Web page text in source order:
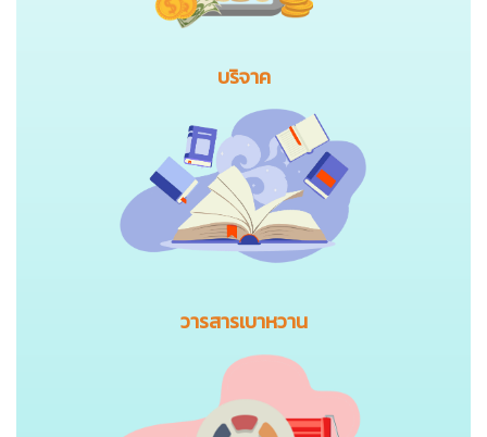
บริจาค
วารสารเบาหวาน